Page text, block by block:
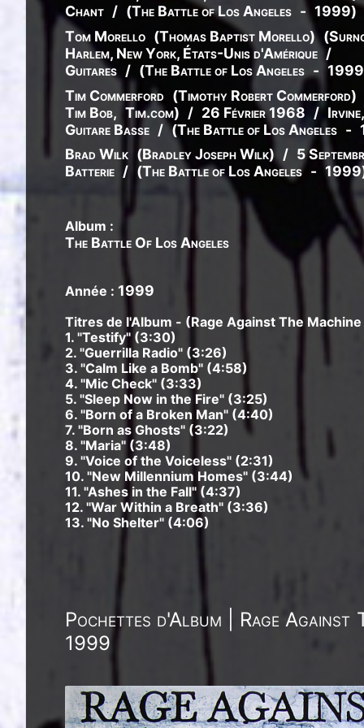
Chant / (The Battle of Los Angeles - 1999)
Tom Morello (Thomas Baptist Morello) (
Harlem, New York, États-Unis d'Amérique /
Guitares / (The Battle of Los Angeles - 1999
Tim Commerford (Timothy Robert Commerford)
Tim Bob, Tim.com) / 26 Février 1968 /
Guitare Basse / (The Battle of Los Angeles -
Brad Wilk (BradleyJosephWilk) / 5
Batterie / (The Battle of Los Angeles - 1999
Album :
The Battle Of Los Angeles
Année : 1999
Titres de l'Album - (Rage Against The
1. "Testify" (3:30)
2. "Guerrilla Radio" (3:26)
3. "Calm Like a Bomb" (4:58)
4. "Mic Check" (3:33)
5. "Sleep Now in the Fire" (3:25)
6. "Born of a Broken Man" (4:40)
7. "Born as Ghosts" (3:22)
8. "Maria" (3:48)
9. "Voice of the Voiceless" (2:31)
10. "New Millennium Homes" (3:44)
11. "Ashes in the Fall" (4:37)
12. "War Within a Breath" (3:36)
13. "No Shelter" (4:06)
Pochettes d'Album | Rage
1999